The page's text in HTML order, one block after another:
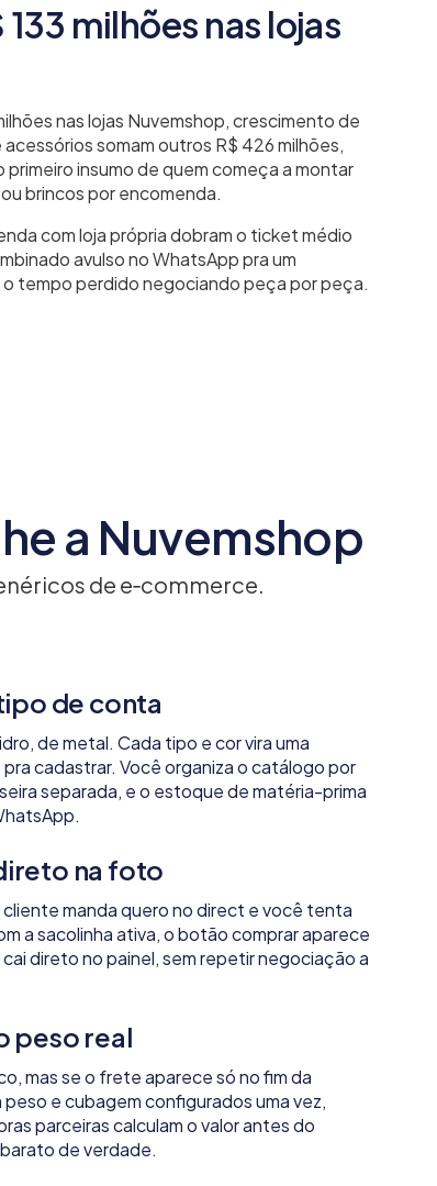
milhões nas lojas
nas lojas Nuvemshop, crescimento de
somam outros R$ 426 milhões,
insumo de quem começa a montar
brincos por encomenda.
com loja própria dobram o ticket médio
avulso no WhatsApp pra um
tempo perdido negociando peça por peça.
a Nuvemshop
de e‑commerce.
de conta
de metal. Cada tipo e cor vira uma
cadastrar. Você organiza o catálogo por
separada, e o estoque de matéria-prima
na foto
manda quero no direct e você tenta
a sacolinha ativa, o botão comprar aparece
direto no painel, sem repetir negociação a
peso real
mas se o frete aparece só no fim da
e cubagem configurados uma vez,
parceiras calculam o valor antes do
de verdade.